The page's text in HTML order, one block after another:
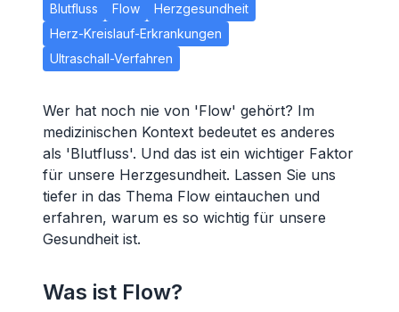
Blutfluss Flow
Herzgesundheit
Herz-Kreislauf-Erkrankungen
Ultraschall-Verfahren
Wer hat noch nie von 'Flow' gehört? Im
medizinischen Kontext bedeutet es anderes
als 'Blutfluss'. Und das ist ein wichtiger Faktor
für unsere Herzgesundheit. Lassen Sie uns
tiefer in das Thema Flow eintauchen und
erfahren, warum es so wichtig für unsere
Gesundheit ist.
Was ist Flow?